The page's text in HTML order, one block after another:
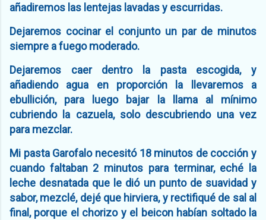
añadiremos las lentejas lavadas y escurridas.
Dejaremos cocinar el conjunto un par de minutos
siempre a fuego moderado.
Dejaremos caer dentro la pasta escogida, y
añadiendo agua en proporción la llevaremos a
ebullición, para luego bajar la llama al mínimo
cubriendo la cazuela, solo descubriendo una vez
para mezclar.
Mi pasta Garofalo necesitó 18 minutos de cocción y
cuando faltaban 2 minutos para terminar, eché la
leche desnatada que le dió un punto de suavidad y
sabor, mezclé, dejé que hirviera, y rectifiqué de sal al
final, porque el chorizo y el beicon habían soltado la